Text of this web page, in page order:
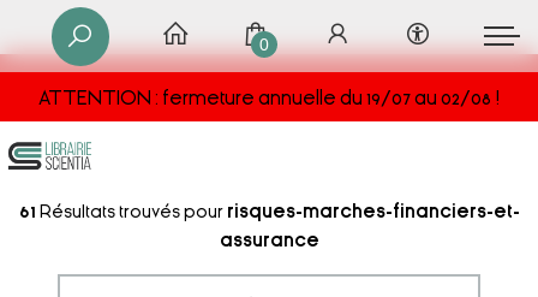
ATTENTION : fermeture annuelle du 19/07 au 02/08 !
0
61 Résultats trouvés pour risques-marches-financiers-et-
assurance